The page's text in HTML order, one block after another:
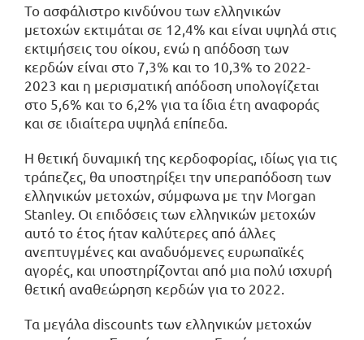
Το ασφάλιστρο κινδύνου των ελληνικών
μετοχών εκτιμάται σε 12,4% και είναι υψηλά στις
εκτιμήσεις του οίκου, ενώ η απόδοση των
κερδών είναι στο 7,3% και το 10,3% το 2022-
2023 και η μερισματική απόδοση υπολογίζεται
στο 5,6% και το 6,2% για τα ίδια έτη αναφοράς
και σε ιδιαίτερα υψηλά επίπεδα.
Η θετική δυναμική της κερδοφορίας, ιδίως για τις
τράπεζες, θα υποστηρίξει την υπεραπόδοση των
ελληνικών μετοχών, σύμφωνα με την Morgan
Stanley. Οι επιδόσεις των ελληνικών μετοχών
αυτό το έτος ήταν καλύτερες από άλλες
ανεπτυγμένες και αναδυόμενες ευρωπαϊκές
αγορές, και υποστηρίζονται από μια πολύ ισχυρή
θετική αναθεώρηση κερδών για το 2022.
Τα μεγάλα discounts των ελληνικών μετοχών